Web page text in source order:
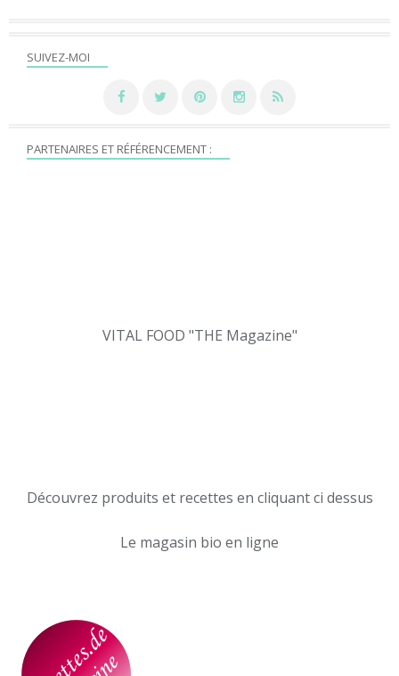
SUIVEZ-MOI
PARTENAIRES ET RÉFÉRENCEMENT :
VITAL FOOD "THE Magazine"
Découvrez produits et recettes en cliquant ci dessus
Le magasin bio en ligne